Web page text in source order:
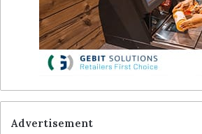
Advertisement